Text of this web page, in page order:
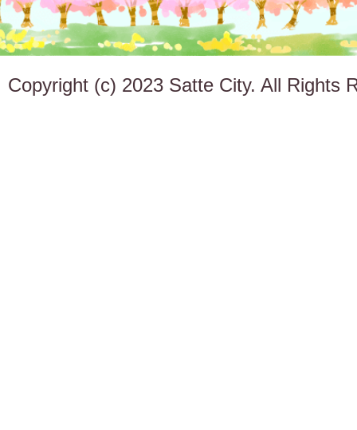
Copyright (c) 2023 Satte City. All Rights